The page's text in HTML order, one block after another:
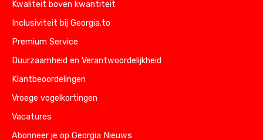
Kwaliteit boven kwantiteit
Inclusiviteit bij Georgia.to
Premium Service
Duurzaamheid en Verantwoordelijkheid
Klantbeoordelingen
Vroege vogelkortingen
Vacatures
Abonneer je op Georgia Nieuws